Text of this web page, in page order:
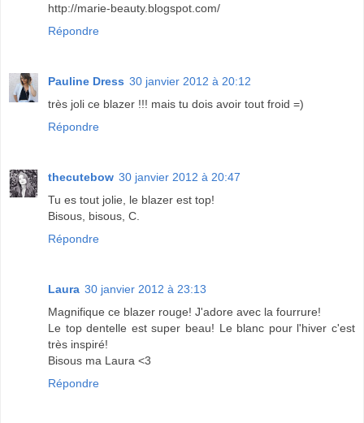
http://marie-beauty.blogspot.com/
Répondre
Pauline Dress 30 janvier 2012 à 20:12
très joli ce blazer !!! mais tu dois avoir tout froid =)
Répondre
thecutebow 30 janvier 2012 à 20:47
Tu es tout jolie, le blazer est top!
Bisous, bisous, C.
Répondre
Laura 30 janvier 2012 à 23:13
Magnifique ce blazer rouge! J'adore avec la fourrure!
Le top dentelle est super beau! Le blanc pour l'hiver c'est
très inspiré!
Bisous ma Laura <3
Répondre